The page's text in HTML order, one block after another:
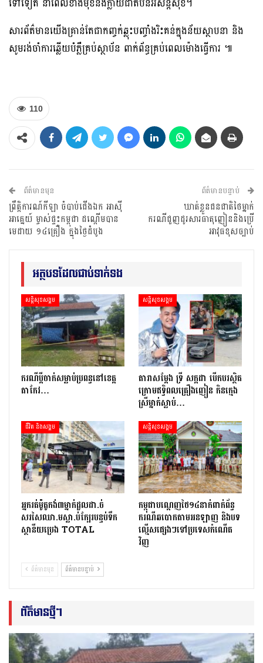
សារព័ត៌មានយើងគ្រាន់តែជាកញ្ចក់ឆ្លុះបញ្ចាំងរិះគន់ក្នុងន័យស្ថាបនា និង
សូមរង់ចាំការឆ្លើយបំភ្លឺគ្រប់ស្ថាប័ន ពាក់ព័ន្ធគ្រប់ពេលម៉ោងធ្វើការ ៕
110
ព័ត៌មានមុន
ព្រឹត្តិការណ៍កីឡា ចំបាប់ជើងឯក អាស៊ី
អាគ្នេយ៍ ម្ចាស់ផ្ទះកម្ពុជា ដណ្ដើមបាន
មេដាយ ១៤គ្រឿង ក្នុងថ្ងៃដំបូង
ព័ត៌មានបន្ទាប់
ឃាត់ខ្លួនជនជាតិថៃម្នាក់
ករណីជួញដូរសារធាតុញៀននិងប្រើ
អាវុធខុសច្បាប់
អត្ថបទដែលជាប់ទាក់ទង
សន្តិសុខសង្គម
ករណីប្ដីចាក់សម្លាប់ប្រពន្ធនៅខេត្ត
តាកែវ…
សន្តិសុខសង្គម
តារាសម្ដែង ទ្រី សក្កដា បើកបរស្ថិត
ក្រោមឥទ្ធិពលគ្រឿងញៀន កិនក្មេង
ស្រីម្នាក់ស្លាប់…
ជីវិត និងសង្គម
អ្នក​រត់​ម៉ូតូកង់៣​​ម្នាក់​ដួល​ដា.ច់​
សរសៃឈា.ម​ស្លា.ប់​ក្បែរ​បន្ទប់ទឹក​
ស្ថានីយ​ប្រេង ​TOTAL
សន្តិសុខសង្គម
កម្ពុជាបណ្ដេញថៃ១៤នាក់ពាក់ព័ន្ធ
ករណីឆបោកតាមអនឡាញ និងបទ
ល្មើសផ្សេងៗទៅប្រទេសកំណើត
វិញ
ព័ត៌មានមុន ព័ត៌មានបន្ទាប់
ព័ត៌មានថ្មីៗ